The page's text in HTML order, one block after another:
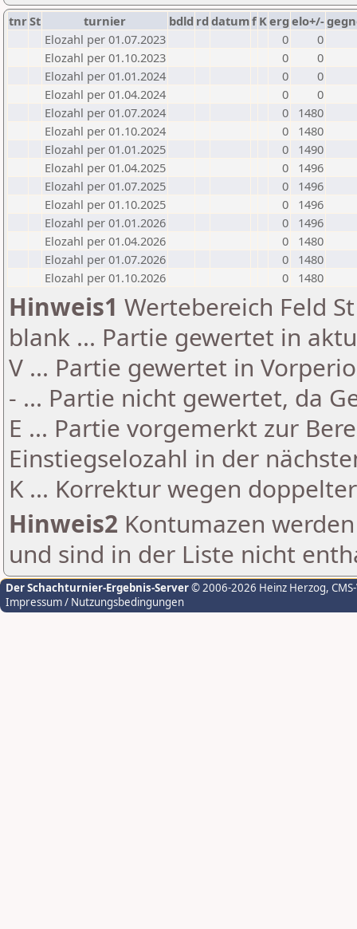
tnrSt turnier bdld rd datumf Kerg elo+/-
Elozahl per 01.07.2023
0
0
Elozahl per 01.10.2023
0
0
Elozahl per 01.01.2024
0
0
Elozahl per 01.04.2024
0
0
Elozahl per 01.07.2024
0
1480
Elozahl per 01.10.2024
0
1480
Elozahl per 01.01.2025
0
1490
Elozahl per 01.04.2025
0
1496
Elozahl per 01.07.2025
0
1496
Elozahl per 01.10.2025
0
1496
Elozahl per 01.01.2026
0
1496
Elozahl per 01.04.2026
0
1480
Elozahl per 01.07.2026
0
1480
Elozahl per 01.10.2026
0 1480
Hinweis1 Wertebereich Feld
blank ... Partie gewertet in
V ... Partie gewertet in
- ... Partie nicht gewertet, da
E ... Partie vorgemerkt zur
Einstiegselozahl in der
K ... Korrektur wegen
Hinweis2 Kontumazen
und sind in der Liste nicht
Der Schachturnier-Ergebnis-Server© 2006-2026 Heinz Herzog,
Impressum / Nutzungsbedingungen